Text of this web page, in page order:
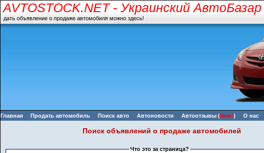
AVTOSTOCK.NET- Украинский АвтоБазар
дать объявление о продаже автомобиля можно здесь!
Главная Продать автомобиль Поиск авто Автоновости Автоотзывы(New!) О нас
Поиск объявлений о продаже автомобилей
Что это за страница?